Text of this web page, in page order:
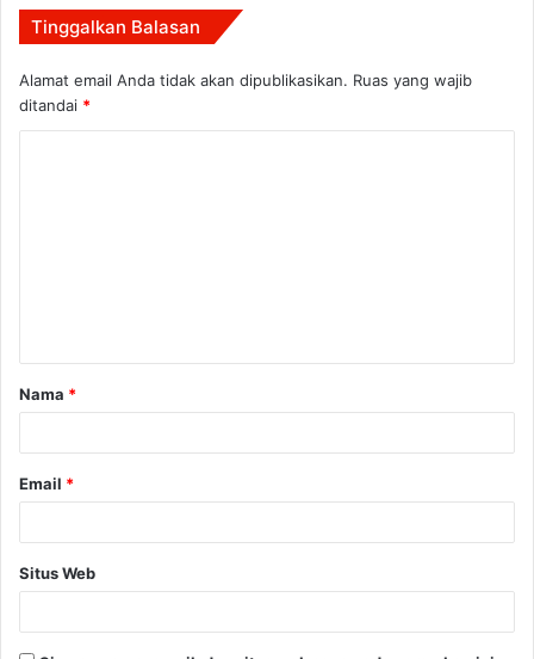
Tinggalkan Balasan
Alamat email Anda tidak akan dipublikasikan. Ruas yang wajib
ditandai *
a
r
Nama *
Email *
Situs Web